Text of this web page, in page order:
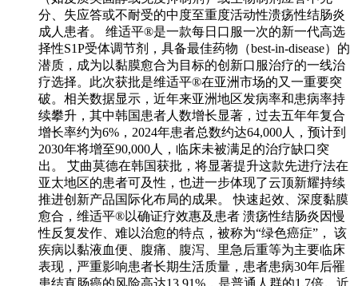
分、失应答或不耐受的中度至重度活动性溃疡性结肠炎
成人患者。 维适平®是一款每日口服一次的新一代高选
择性S1P受体调节剂，具备最佳药物（best-in-disease）的
潜质，成为以黏膜愈合为目标的创新口服治疗的一线治
疗选择。此次获批是维适平®在亚洲市场的又一重要突
破。相关数据显示，近年来亚洲地区发病率和患病率持
续攀升，其中韩国患者人数增长显著，过去五年年复合
增长率约为6%，2024年患者总数约达64,000人，预计到
2030年将增至90,000人，临床未被满足的治疗缺口突
出。 艾曲莫德在韩国获批，将显著提升这款先进疗法在
亚太地区的患者可及性，也进一步体现了云顶新耀持续
推进创新产品国际化布局的成果。 快速起效、深度黏膜
愈合，维适平®以确证疗效惠及患者 溃疡性结肠炎因慢
性反复发作、难以治愈的特点，被称为“绿色癌症”， 该
疾病以黏液血便、腹痛、腹泻、里急后重等为主要临床
表现，严重影响患者长期生活质量，患者患病30年后罹